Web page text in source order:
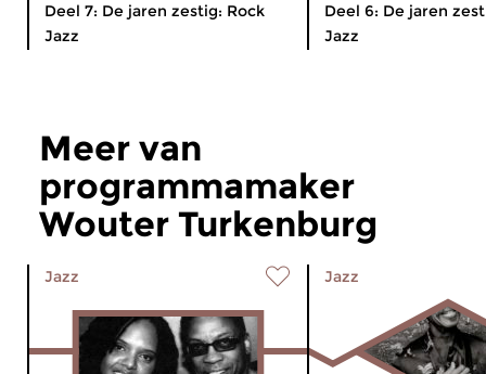
Deel 7: De jaren zestig: Rock
Jazz
Deel 6: De jaren
Jazz
Meer van
programmamaker
Wouter Turkenburg
Jazz Jazz